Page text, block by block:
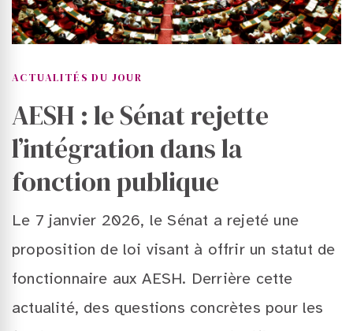
ACTUALITÉS DU JOUR
AESH : le Sénat rejette
l’intégration dans la
fonction publique
Le 7 janvier 2026, le Sénat a rejeté une
proposition de loi visant à offrir un statut de
fonctionnaire aux AESH. Derrière cette
actualité, des questions concrètes pour les